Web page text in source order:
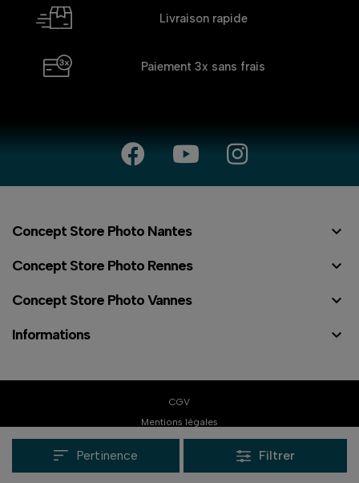
Pertinence Filtrer
Livraison rapide
Paiement 3x sans frais
Concept Store Photo Nantes 
Concept Store Photo Rennes 
Concept Store Photo Vannes 
Informations 
CGV
Mentions légales
Politique de confidentialité
Réalisation Dream me up